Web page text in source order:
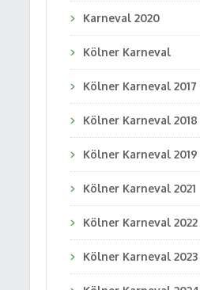
Karneval 2020
Kölner Karneval
Kölner Karneval 2017
Kölner Karneval 2018
Kölner Karneval 2019
Kölner Karneval 2021
Kölner Karneval 2022
Kölner Karneval 2023